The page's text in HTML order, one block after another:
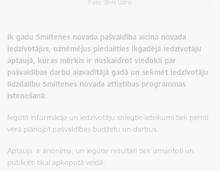
Foto: Jānis Ūdris
Ik gadu Smiltenes novada pašvaldība aicina novada
iedzīvotājus, uzņēmējus piedalīties ikgadējā iedzīvotāju
aptaujā, kuras mērķis ir noskaidrot viedokli par
pašvaldības darbu aizvadītājā gadā un sekmēt iedzīvotāju
līdzdalību Smiltenes novada attīstības programmas
īstenošanā.
Iegūtā informācija un iedzīvotāju sniegtie ieteikumi tiek ņemti
vērā plānojot pašvaldības budžetu un darbus.
Aptauja ir anonīma, un iegūtie rezultāti tiek izmantoti un
publicēti tikai apkopotā veidā.